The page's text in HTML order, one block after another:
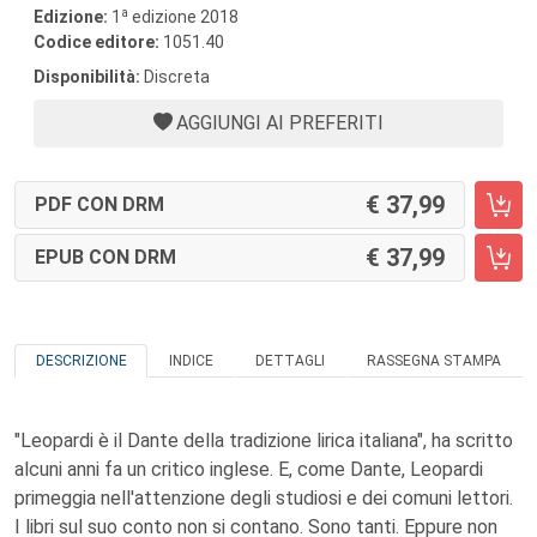
Edizione: 1 a edizione 2018
Codice editore: 1051.40
Disponibilità: Discreta
AGGIUNGI AI PREFERITI
PDF CON DRM 37,99
EPUB CON DRM 37,99
DESCRIZIONE INDICE DETTAGLI RASSEGNA STAMPA
"Leopardi è il Dante della tradizione lirica italiana", ha scritto
alcuni anni fa un critico inglese. E, come Dante, Leopardi
primeggia nell'attenzione degli studiosi e dei comuni lettori.
I libri sul suo conto non si contano. Sono tanti. Eppure non